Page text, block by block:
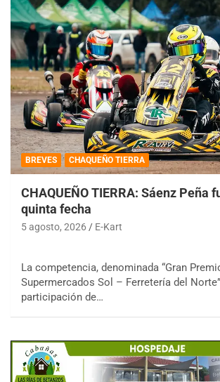
BREVES CHAQUEÑO TIERRA
CHAQUEÑO TIERRA: Sáenz Peña
quinta fecha
5 agosto, 2026 E-Kart
La competencia, denominada “Gran
Supermercados Sol – Ferretería del
participación de…